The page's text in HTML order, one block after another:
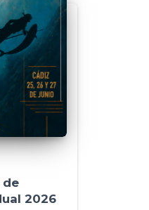
de
2026